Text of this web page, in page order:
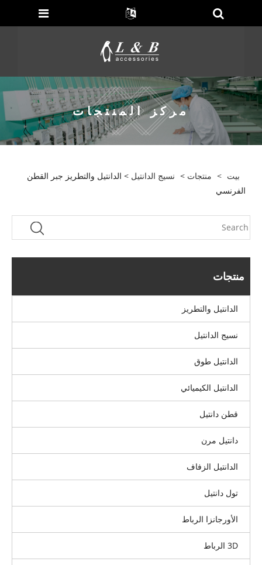
مركز المنتجات
بيت > منتجات > نسيج الدانتيل > الدانتيل والتطريز جبر القطن
الفرنسي
منتجات
الدانتيل والتطريز
نسيج الدانتيل
الدانتيل طوق
الدانتيل الكيميائي
قطن دانتيل
دانتيل مرن
الدانتيل الزفاف
تول دانتيل
الأورجانزا الرباط
3D الرباط